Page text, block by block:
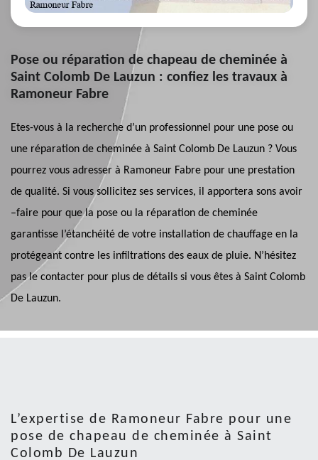
Pose ou réparation de chapeau de cheminée à
Saint Colomb De Lauzun : confiez les travaux à
Ramoneur Fabre
Etes-vous à la recherche d’un professionnel pour une pose ou
une réparation de cheminée à Saint Colomb De Lauzun ? Vous
pourrez vous adresser à Ramoneur Fabre pour une prestation
de qualité. Si vous sollicitez ses services, il apportera sons avoir
–faire pour que la pose ou la réparation de cheminée
garantisse l’étanchéité de votre installation de chauffage en la
protégeant contre les infiltrations des eaux de pluie. N’hésitez
pas le contacter pour plus de détails si vous êtes à Saint Colomb
De Lauzun.
L’expertise de Ramoneur Fabre pour une
pose de chapeau de cheminée à Saint
Colomb De Lauzun